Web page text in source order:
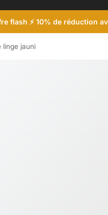
flash ⚡ 10% de réduction
linge jauni